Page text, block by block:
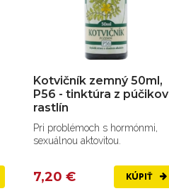
Kotvičník zemný 50ml,
P56 - tinktúra z púčikov
rastlín
Pri problémoch s hormónmi,
sexuálnou aktovitou.
7,20 € KÚPIŤ